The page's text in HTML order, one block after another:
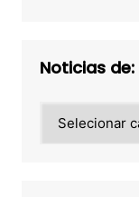
Noticias de:
de: